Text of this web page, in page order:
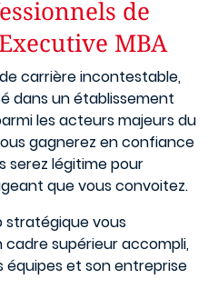
de
MBA
carrière incontestable,
dans un établissement
les acteurs majeurs du
gagnerez en confiance
serez légitime pour
que vous convoitez.
stratégique vous
supérieur accompli,
et son entreprise